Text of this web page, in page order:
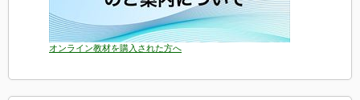
オンライン教材を購入された方へ